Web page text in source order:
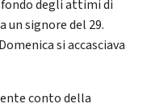
degli attimi di
un signore del 29.
si accasciava
conto della